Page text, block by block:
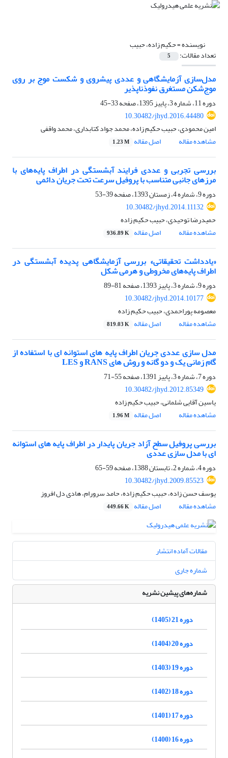
نویسنده =حکیم زاده، حبیب
تعداد مقالات: 5
مدل‌سازی آزمایشگاهی و عددی پیشروی و شکست موج بر روی
موج‌شکن مستغرق نفوذناپذیر
دوره 11، شماره 3، پاییز 1395، صفحه
33-45
10.30482/jhyd.2016.44480
امین محمودی، حبیب حکیم زاده، محمد جواد کتابداری، محمد واقفی
مشاهده مقاله
اصل مقاله 1.23 M
بررسی تجربی و عددی فرایند آبشستگی در اطراف پایه‌های با
مرزهای جانبی متناسب با پروفیل سرعت تحت جریان دائمی
دوره 9، شماره 4، زمستان 1393، صفحه
39-53
10.30482/jhyd.2014.11132
حمیدرضا توحیدی، حبیب حکیم زاده
مشاهده مقاله
اصل مقاله 936.89 K
«یادداشت تحقیقاتی» بررسی آزمایشگاهی پدیده آبشستگی در
اطراف پایه‌های مخروطی و هرمی شکل
دوره 9، شماره 3، پاییز 1393، صفحه
81-89
10.30482/jhyd.2014.10177
معصومه پوراحمدی، حبیب حکیم زاده
مشاهده مقاله
اصل مقاله 819.03 K
مدل سازی عددی جریان اطراف پایه های استوانه ای با استفاده از
گام زمانی یک و دو گانه و روش های RANS و LES
دوره 7، شماره 3، پاییز 1391، صفحه
55-71
10.30482/jhyd.2012.85349
یاسین آقایی شلمانی، حبیب حکیم زاده
مشاهده مقاله
اصل مقاله 1.96 M
بررسی پروفیل سطح آزاد جریان پایدار در اطراف پایه های استوانه
ای با مدل سازی عددی
دوره 4، شماره 2، تابستان 1388، صفحه
59-65
10.30482/jhyd.2009.85523
یوسف حسن زاده، حبیب حکیم زاده، حامد سرورام، هادی دل افروز
مشاهده مقاله
اصل مقاله 449.66 K
مقالات آماده انتشار
شماره جاری
شماره‌های پیشین نشریه
دوره 21 (1405)
دوره 20 (1404)
دوره 19 (1403)
دوره 18 (1402)
دوره 17 (1401)
دوره 16 (1400)